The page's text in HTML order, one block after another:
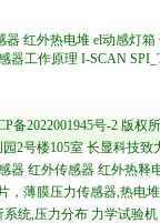
器 红外热电堆 el动感灯箱
器工作原理 I-SCAN
备2022001945号-2 版权
园2号楼105室 长显科技
器 红外传感器 红外热释
，薄膜压力传感器,热电
系统,压力分布 力学试验